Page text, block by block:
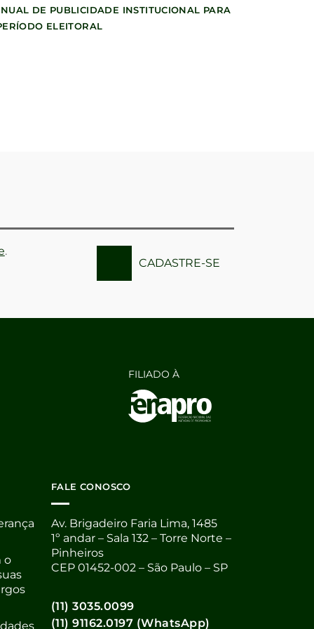
DE PUBLICIDADE INSTITUCIONAL PARA
ELEITORAL
.
CADASTRE-SE
FILIADO À
o
FALE CONOSCO
Av. Brigadeiro Faria Lima, 1485
1º andar – Sala 132 – Torre Norte –
Pinheiros
CEP 01452-002 – São Paulo – SP
(11) 3035.0099
(11) 91162.0197 (WhatsApp)